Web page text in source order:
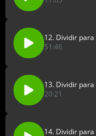
12. Dividir
51:46
13. Dividir
20:21
14. Dividir